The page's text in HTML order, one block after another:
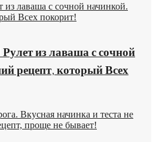
из лаваша с сочной начинкой.
Всех покорит!
из лаваша с сочной
рецепт, который Всех
Вкусная начинка и теста не
проще не бывает!